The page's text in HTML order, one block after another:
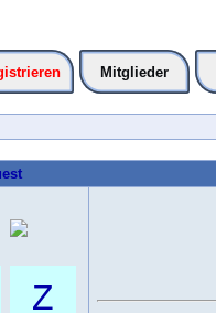
Mitglieder
Z